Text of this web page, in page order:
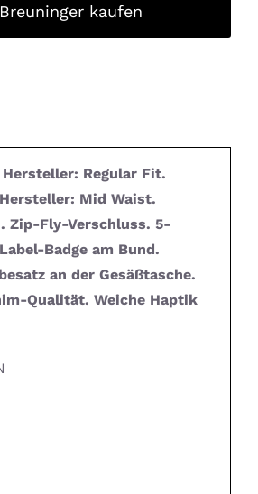
kaufen
Regular Fit.
Mid Waist.
Zip-Fly-Verschluss. 5-
Badge am Bund.
an der Gesäßtasche.
Qualität. Weiche Haptik